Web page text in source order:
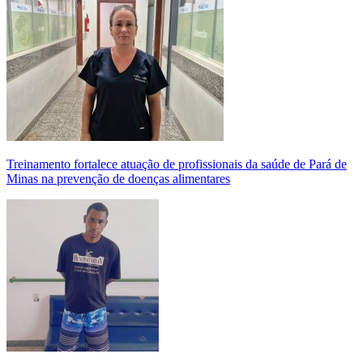
Treinamento fortalece atuação de profissionais da saúde de Pará de
Minas na prevenção de doenças alimentares